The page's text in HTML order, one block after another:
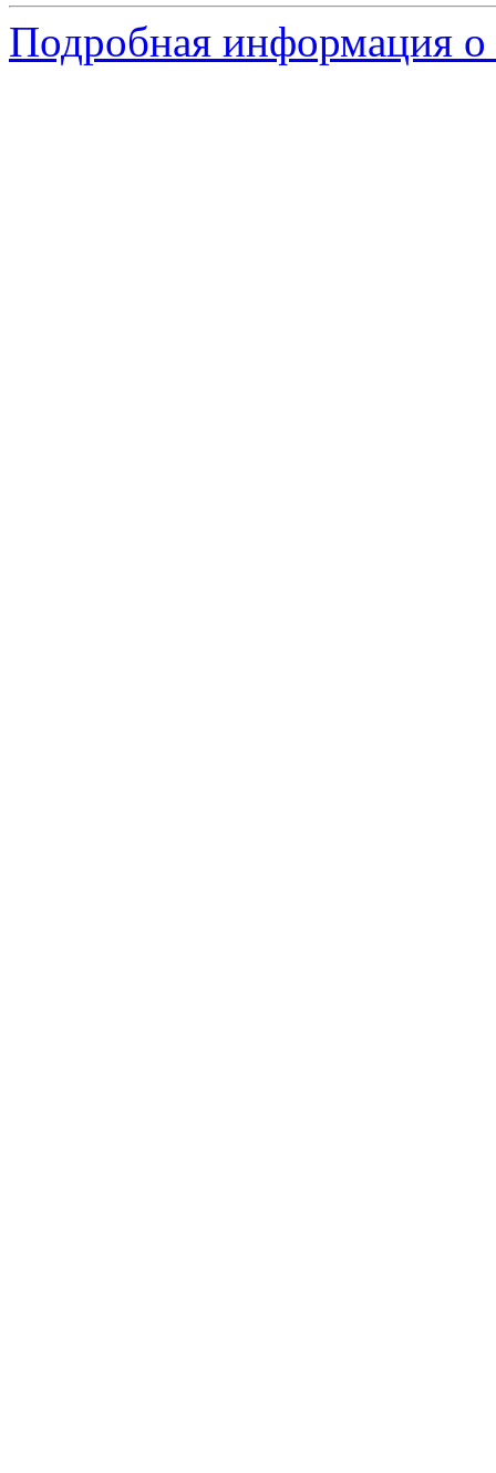
Подробная информация